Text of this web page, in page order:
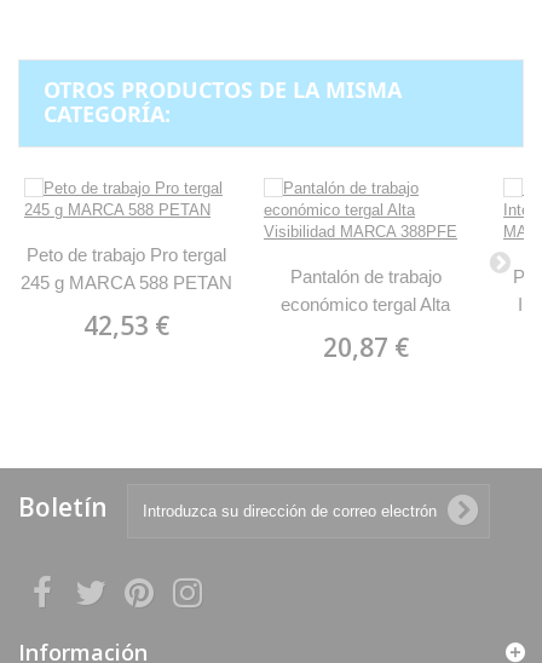
OTROS PRODUCTOS DE LA MISMA
CATEGORÍA:
Peto de trabajo Pro tergal
245 g MARCA 588 PETAN
42,53 €
Pantalón de trabajo
económico tergal Alta
388PFE
20,87 €
Boletín
Información